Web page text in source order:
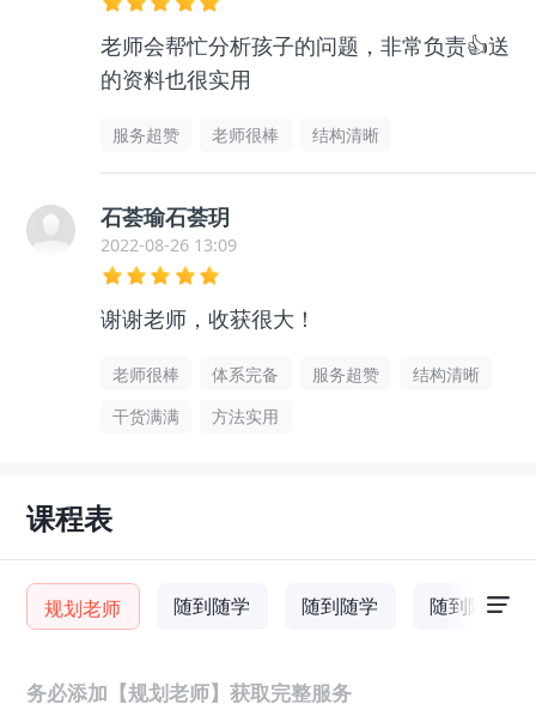
老师会帮忙分析孩子的问题，非常负责👍送
的资料也很实用
服务超赞 老师很棒 结构清晰
石荟瑜石荟玥
2022-08-26 13:09
谢谢老师，收获很大！
老师很棒 体系完备 服务超赞
结构清晰
干货满满
方法实用
课程表
规划老师 随到随学 随到随学 随到随学
务必添加【规划老师】获取完整服务